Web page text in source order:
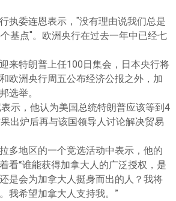
执委连恩表示，"没有理由说我们总是
基点"。欧洲央行在过去一年中已经七
来特朗普上任100日集会，日本央行将
欧洲央行周五公布经济公报之外，加
选举。
示，他认为美国总统特朗普应该等到4
出炉后再与该国领导人讨论解决贸易
多地区的一个竞选活动中表示，他的
看“谁能获得加拿大人的广泛授权，是
是会为加拿大人挺身而出的人？我将
我希望加拿大人支持我。”